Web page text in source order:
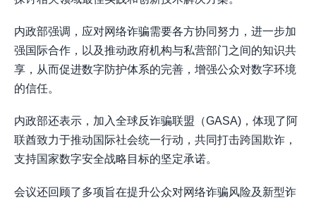
内政部强调，应对网络诈骗需要各方协同努力，进一步加
强国际合作，以及推动政府机构与私营部门之间的知识共
享，从而促进数字防护体系的完善，增强公众对数字环境
的信任。
内政部还表示，加入全球反诈骗联盟（GASA)，体现了阿
联酋致力于推动国际社会统一行动，共同打击跨国欺诈，
支持国家数字安全战略目标的坚定承诺。
会议还回顾了多项旨在提升公众对网络诈骗风险及新型诈